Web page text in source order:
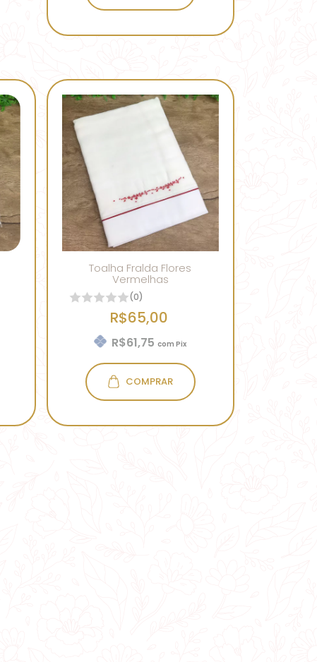
Toalha Fralda Flores
Vermelhas
(0)
R$65,00
R$61,75com Pix
COMPRAR